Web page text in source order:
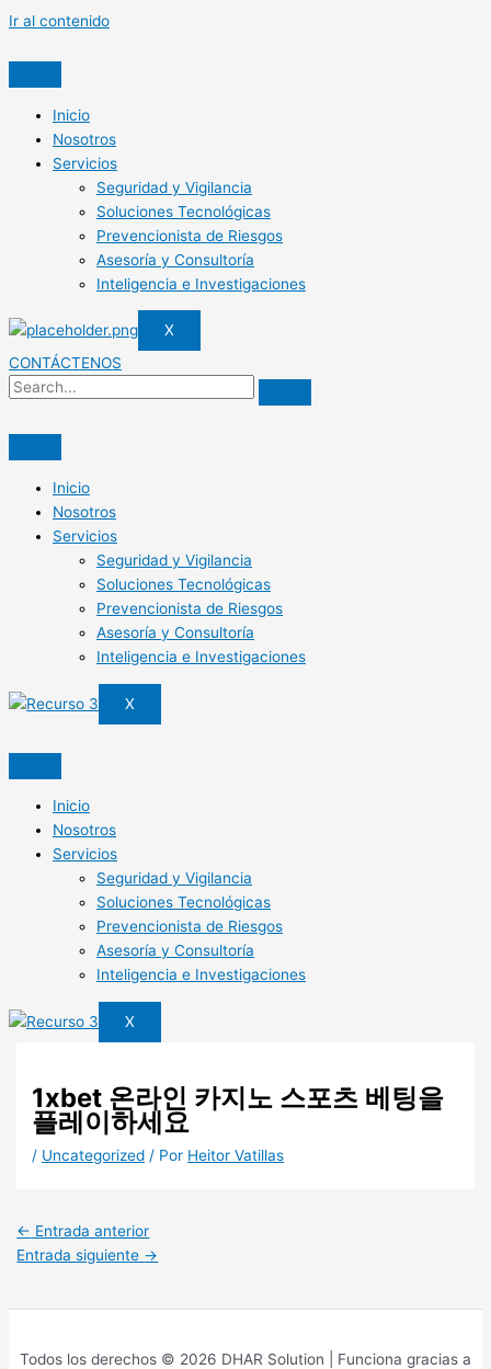
Ir al contenido
Inicio
Nosotros
Servicios
Seguridad y Vigilancia
Soluciones Tecnológicas
Prevencionista de Riesgos
Asesoría y Consultoría
Inteligencia e Investigaciones
X
CONTÁCTENOS
Inicio
Nosotros
Servicios
Seguridad y Vigilancia
Soluciones Tecnológicas
Prevencionista de Riesgos
Asesoría y Consultoría
Inteligencia e Investigaciones
X
Inicio
Nosotros
Servicios
Seguridad y Vigilancia
Soluciones Tecnológicas
Prevencionista de Riesgos
Asesoría y Consultoría
Inteligencia e Investigaciones
X
1xbet 온라인 카지노 스포츠 베팅을
플레이하세요
/ Uncategorized / Por Heitor Vatillas
← Entrada anterior
Entrada siguiente →
Todos los derechos © 2026 DHAR Solution | Funciona gracias a